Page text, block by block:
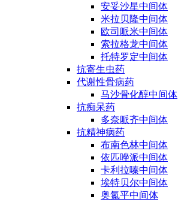
安妥沙星中间体
米拉贝隆中间体
欧司哌米中间体
索拉格龙中间体
托特罗定中间体
抗寄生虫药
代谢性骨病药
马沙骨化醇中间体
抗痴呆药
多奈哌齐中间体
抗精神病药
布南色林中间体
依匹唑派中间体
卡利拉嗪中间体
埃特贝尔中间体
奥氮平中间体